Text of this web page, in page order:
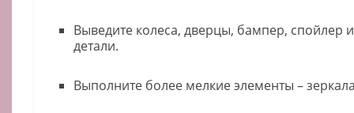
Выведите колеса, дверцы, бампер, спойлер
детали.
Выполните более мелкие элементы –